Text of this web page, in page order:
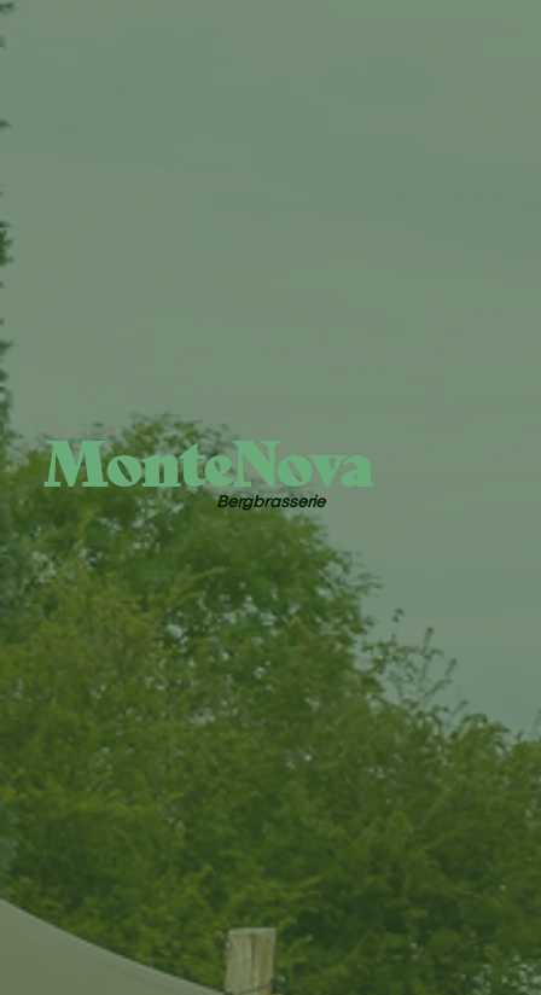
MonteNova
Bergbrasserie